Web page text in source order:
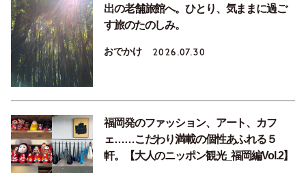
出の老舗旅館へ。ひとり、気ままに過ご
す旅のたのしみ。
おでかけ 2026.07.30
福岡発のファッション、アート、カフ
ェ……こだわり満載の個性あふれる５
軒。【大人のニッポン観光_福岡編Vol.2】